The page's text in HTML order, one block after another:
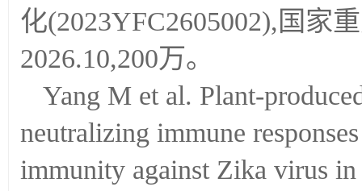
化(2023YFC2605002),国家
2026.10,200万。
Yang M et al. Plant-
neutralizing immune
immunity against Zika virus